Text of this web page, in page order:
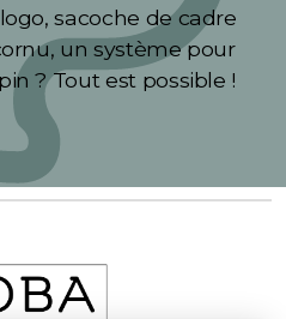
sacoche de cadre
un système pour
? Tout est possible !